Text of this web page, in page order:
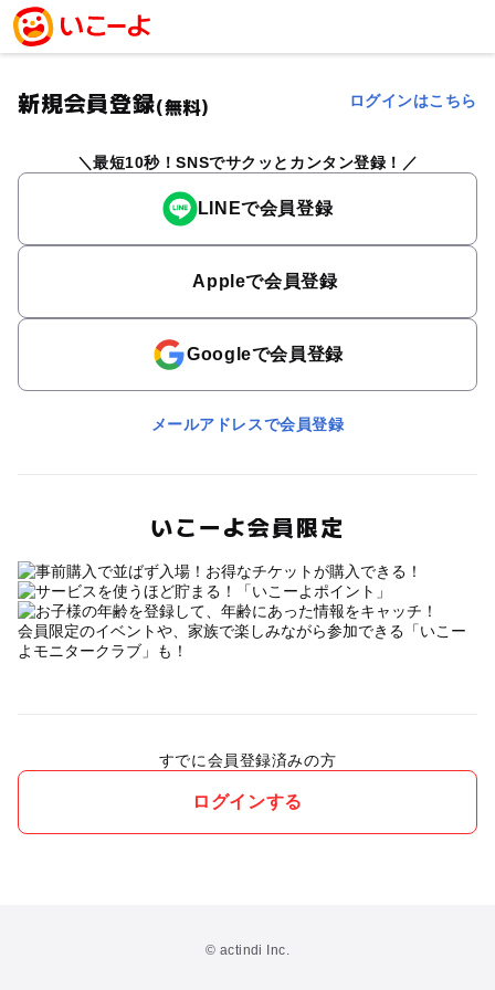
新規会員登録(無料) ログインはこちら
最短10秒！SNSでサクッとカンタン登録！
LINEで会員登録
Appleで会員登録
Googleで会員登録
メールアドレスで会員登録
いこーよ会員限定
会員限定のイベントや、家族で楽しみながら参加できる「いこー
よモニタークラブ」も！
すでに会員登録済みの方
ログインする
© actindi Inc.